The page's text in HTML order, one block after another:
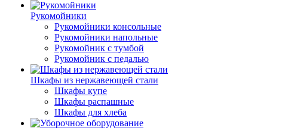
Рукомойники
Рукомойники консольные
Рукомойники напольные
Рукомойник с тумбой
Рукомойник с педалью
Шкафы из нержавеющей стали
Шкафы купе
Шкафы распашные
Шкафы для хлеба